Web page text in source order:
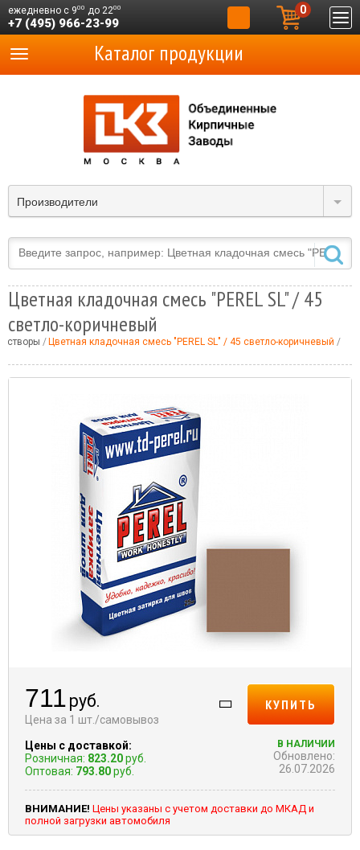
ежедневно с 900 до 2200
+7 (495) 966-23-99
0
Производители
Каталог продукции
Цветная кладочная смесь "PEREL SL" / 45
светло-коричневый
Цветная кладочная смесь "PEREL SL" / 45 светло-коричневый
711 руб.
Цена за 1 шт./самовывоз
Цены с доставкой:
Розничная: 823.20руб.
Оптовая: 793.80руб.
КУПИТЬ
В НАЛИЧИИ
Обновлено:
26.07.2026
ВНИМАНИЕ! Цены указаны с учетом доставки до МКАД и
полной загрузки автомобиля